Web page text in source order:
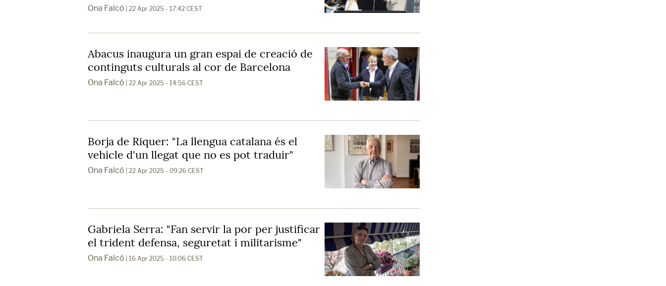
Ona Falcó | 22 Apr 2025 - 17:42 CEST
Abacus inaugura un gran espai de creació de
continguts culturals al cor de Barcelona
Ona Falcó | 22 Apr 2025 - 14:56 CEST
Borja de Riquer: "La llengua catalana és el
vehicle d'un llegat que no es pot traduir"
Ona Falcó | 22 Apr 2025 - 09:26 CEST
Gabriela Serra: "Fan servir la por per justificar
el trident defensa, seguretat i militarisme"
Ona Falcó | 16 Apr 2025 - 10:06 CEST